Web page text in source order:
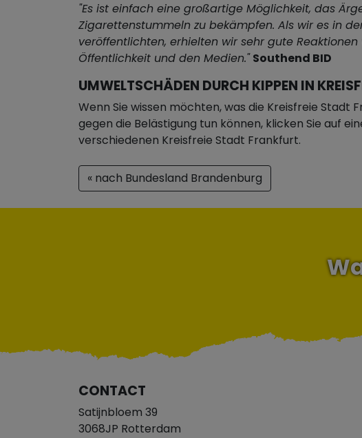
"Es ist einfach eine großartige Möglichkeit, das
Zigarettenstummeln zu bekämpfen. Als wir es in
veröffentlichten, erhielten wir sehr gute
Öffentlichkeit und den Medien." Southend BID
UMWELTSCHÄDEN DURCH KIPPEN IN
Wenn Sie wissen möchten, was die Kreisfreie Stadt
gegen die Belästigung tun können, klicken Sie auf
verschiedenen Kreisfreie Stadt Frankfurt.
« nach Bundesland Brandenburg
CONTACT
Satijnbloem 39
3068JP Rotterdam